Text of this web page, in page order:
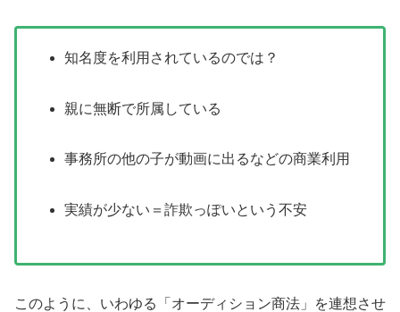
知名度を利用されているのでは？
親に無断で所属している
事務所の他の子が動画に出るなどの商業利用
実績が少ない＝詐欺っぽいという不安
このように、いわゆる「オーディション商法」を連想させ